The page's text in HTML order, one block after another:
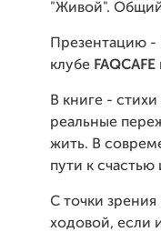
"Живой".
Презентацию
клубе FAQCAFE
В книге -
реальные
жить. В
пути к счастью
С точки
ходовой, если